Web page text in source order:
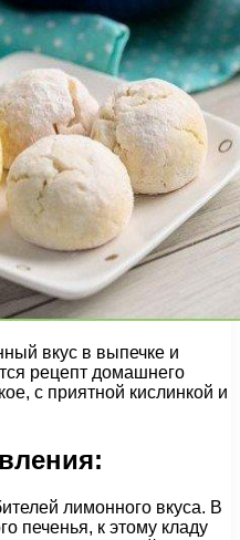
вкус в выпечке и
рецепт домашнего
с приятной кислинкой и
лимонного вкуса. В
печенья, к этому кладу